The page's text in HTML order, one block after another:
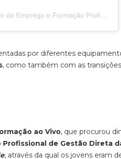
por diferentes
, como também com as
ao Vivo, que procurou
de Gestão Direta
, através da qual os jovens eram